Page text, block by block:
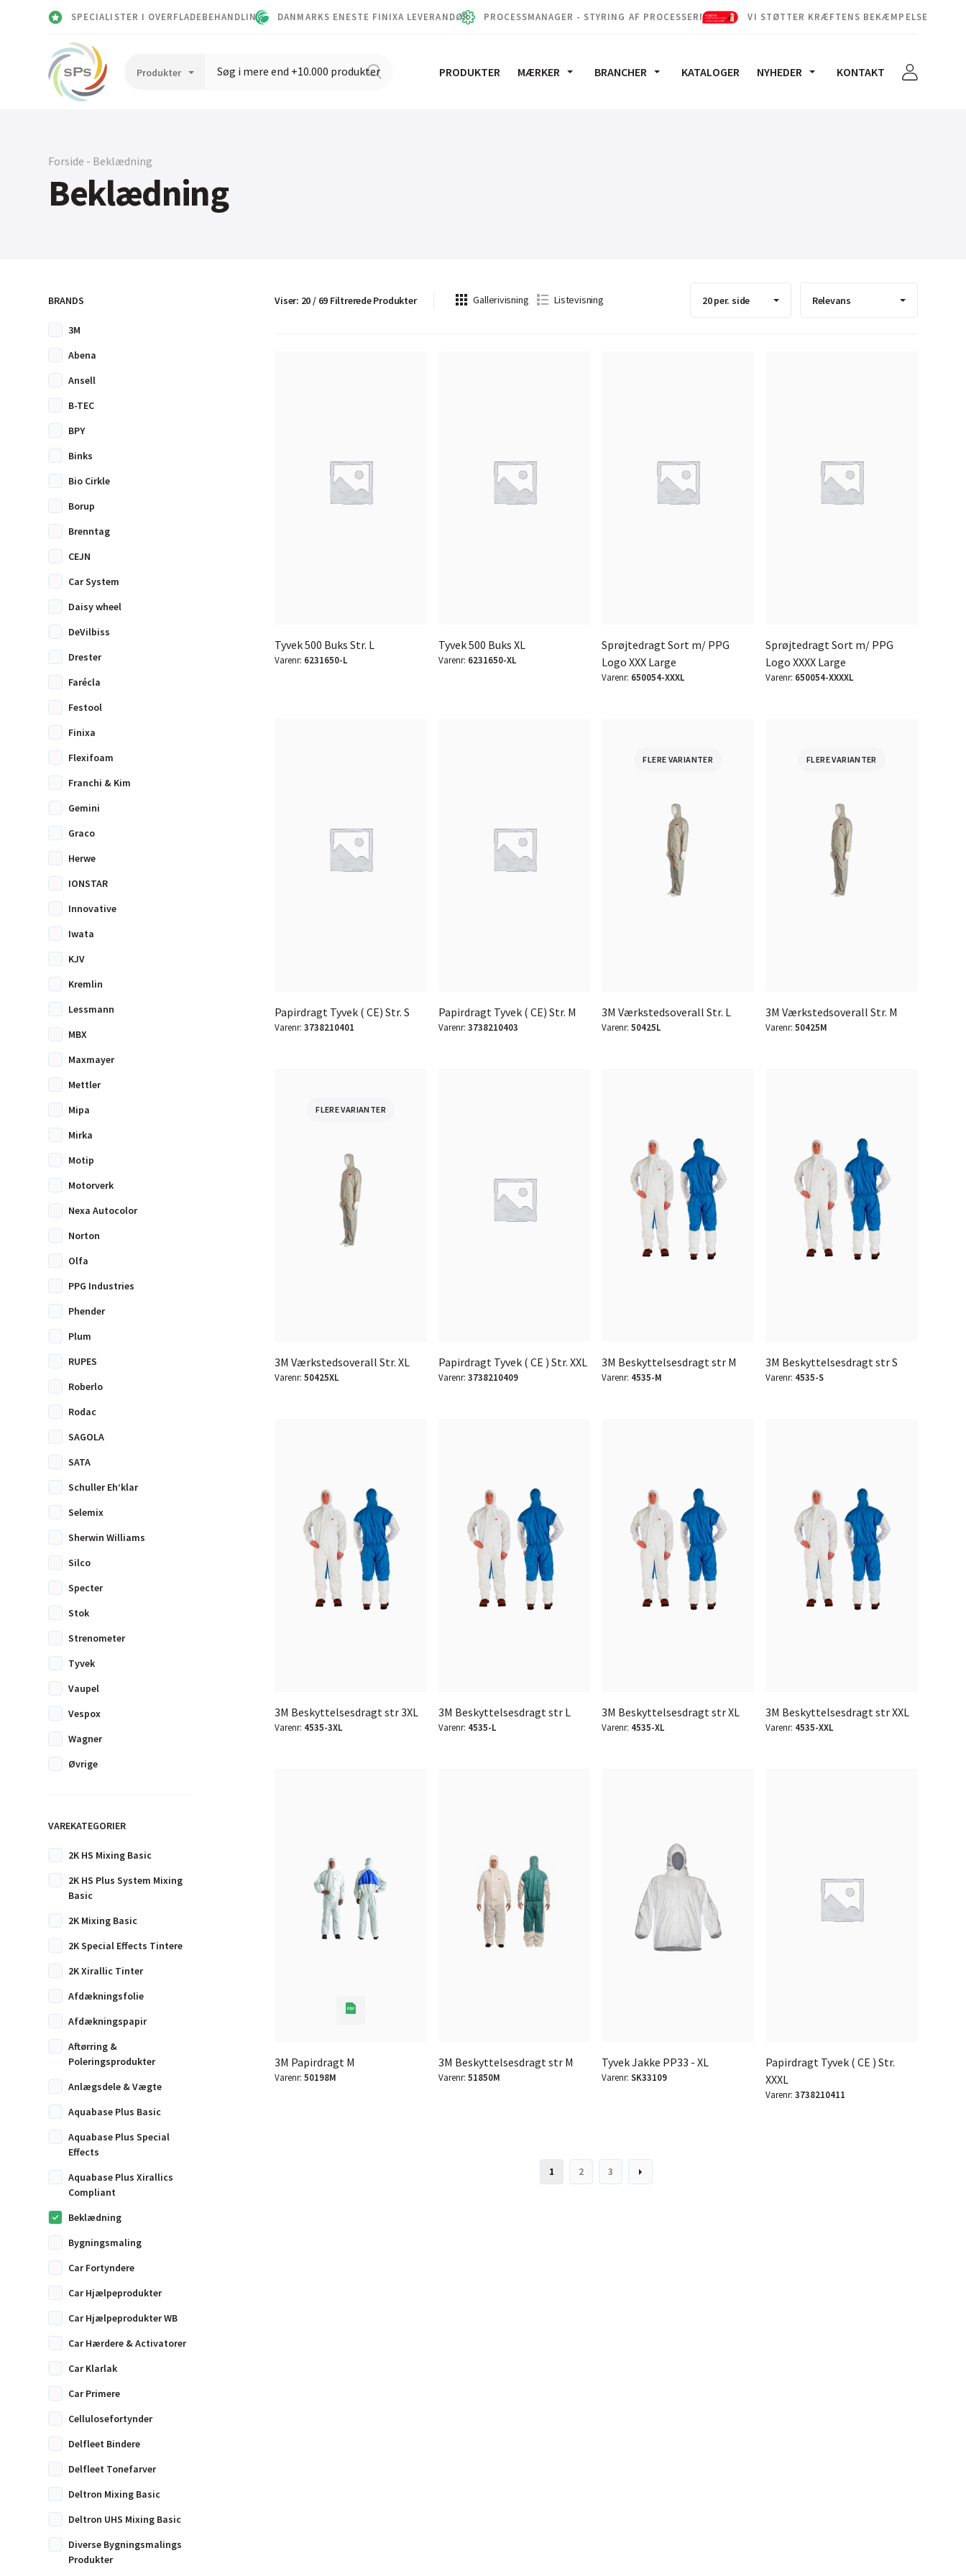
SPECIALISTER I OVERFLADEBEHANDLING DANMARKS ENESTE FINIXA LEVERANDØR PROCESSMANAGER - STYRING AF PROCESSERNE VI STØTTER KRÆFTENS BEKÆMPELSE
PRODUKTER MÆRKER BRANCHER KATALOGER NYHEDER KONTAKT
Forside - Beklædning
Beklædning
BRANDS
3M
Abena
Ansell
B-TEC
BPY
Binks
Bio Cirkle
Borup
Brenntag
CEJN
Car System
Daisy wheel
DeVilbiss
Drester
Farécla
Festool
Finixa
Flexifoam
Franchi & Kim
Gemini
Graco
Herwe
IONSTAR
Innovative
Iwata
KJV
Kremlin
Lessmann
MBX
Maxmayer
Mettler
Mipa
Mirka
Motip
Motorverk
Nexa Autocolor
Norton
Olfa
PPG Industries
Phender
Plum
RUPES
Roberlo
Rodac
SAGOLA
SATA
Schuller Eh‘klar
Selemix
Sherwin Williams
Silco
Specter
Stok
Strenometer
Tyvek
Vaupel
Vespox
Wagner
Øvrige
VAREKATEGORIER
2K HS Mixing Basic
2K HS Plus System Mixing
Basic
2K Mixing Basic
2K Special Effects Tintere
2K Xirallic Tinter
Afdækningsfolie
Afdækningspapir
Aftørring &
Poleringsprodukter
Anlægsdele & Vægte
Aquabase Plus Basic
Aquabase Plus Special
Effects
Aquabase Plus Xirallics
Compliant
Beklædning
Bygningsmaling
Car Fortyndere
Car Hjælpeprodukter
Car Hjælpeprodukter WB
Car Hærdere & Activatorer
Car Klarlak
Car Primere
Cellulosefortynder
Delfleet Bindere
Delfleet Tonefarver
Deltron Mixing Basic
Deltron UHS Mixing Basic
Diverse Bygningsmalings
Produkter
Viser: 20 / 69 FiltreredeProdukter Gallerivisning Listevisning
Tyvek 500 Buks Str. L
Varenr: 6231650-L
Tyvek 500 Buks XL
Varenr: 6231650-XL
Sprøjtedragt Sort m/ PPG
Logo XXX Large
Varenr: 650054-XXXL
Sprøjtedragt Sort m/ PPG
Logo XXXX Large
Varenr: 650054-XXXXL
Papirdragt Tyvek ( CE) Str. S
Varenr:3738210401
Papirdragt Tyvek ( CE) Str. M
Varenr: 3738210403
FLERE VARIANTER
3M Værkstedsoverall Str. L
Varenr:50425L
FLERE VARIANTER
3M Værkstedsoverall Str. M
Varenr:50425M
FLERE VARIANTER
3M Værkstedsoverall Str. XL
Varenr:50425XL
Papirdragt Tyvek ( CE ) Str. XXL
Varenr: 3738210409
3M Beskyttelsesdragt str M
Varenr: 4535-M
3M Beskyttelsesdragt str S
Varenr: 4535-S
3M Beskyttelsesdragt str 3XL
Varenr: 4535-3XL
3M Beskyttelsesdragt str L
Varenr: 4535-L
3M Beskyttelsesdragt str XL
Varenr: 4535-XL
3M Beskyttelsesdragt str XXL
Varenr: 4535-XXL
3M Papirdragt M
Varenr:50198M
3M Beskyttelsesdragt str M
Varenr: 51850M
Tyvek Jakke PP33 - XL
Varenr:SK33109
Papirdragt Tyvek ( CE ) Str.
XXXL
Varenr:3738210411
1 2 3